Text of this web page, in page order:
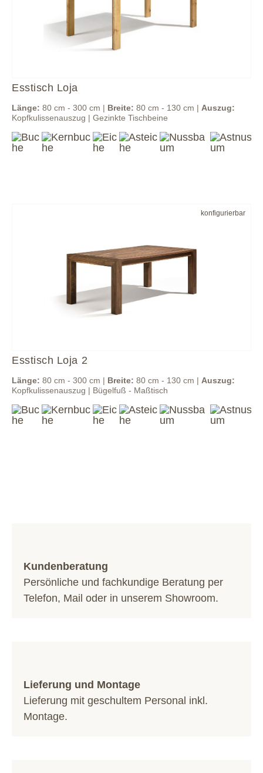
Esstisch Loja
Länge: 80 cm - 300 cm | Breite: 80 cm - 130 cm | Auszug:
Kopfkulissenauszug | Gezinkte Tischbeine
konfigurierbar
Esstisch Loja 2
Länge: 80 cm - 300 cm | Breite: 80 cm - 130 cm | Auszug:
Kopfkulissenauszug | Bügelfuß - Maßtisch
Kundenberatung
Persönliche und fachkundige Beratung per
Telefon, Mail oder in unserem Showroom.
Lieferung und Montage
Lieferung mit geschultem Personal inkl.
Montage.